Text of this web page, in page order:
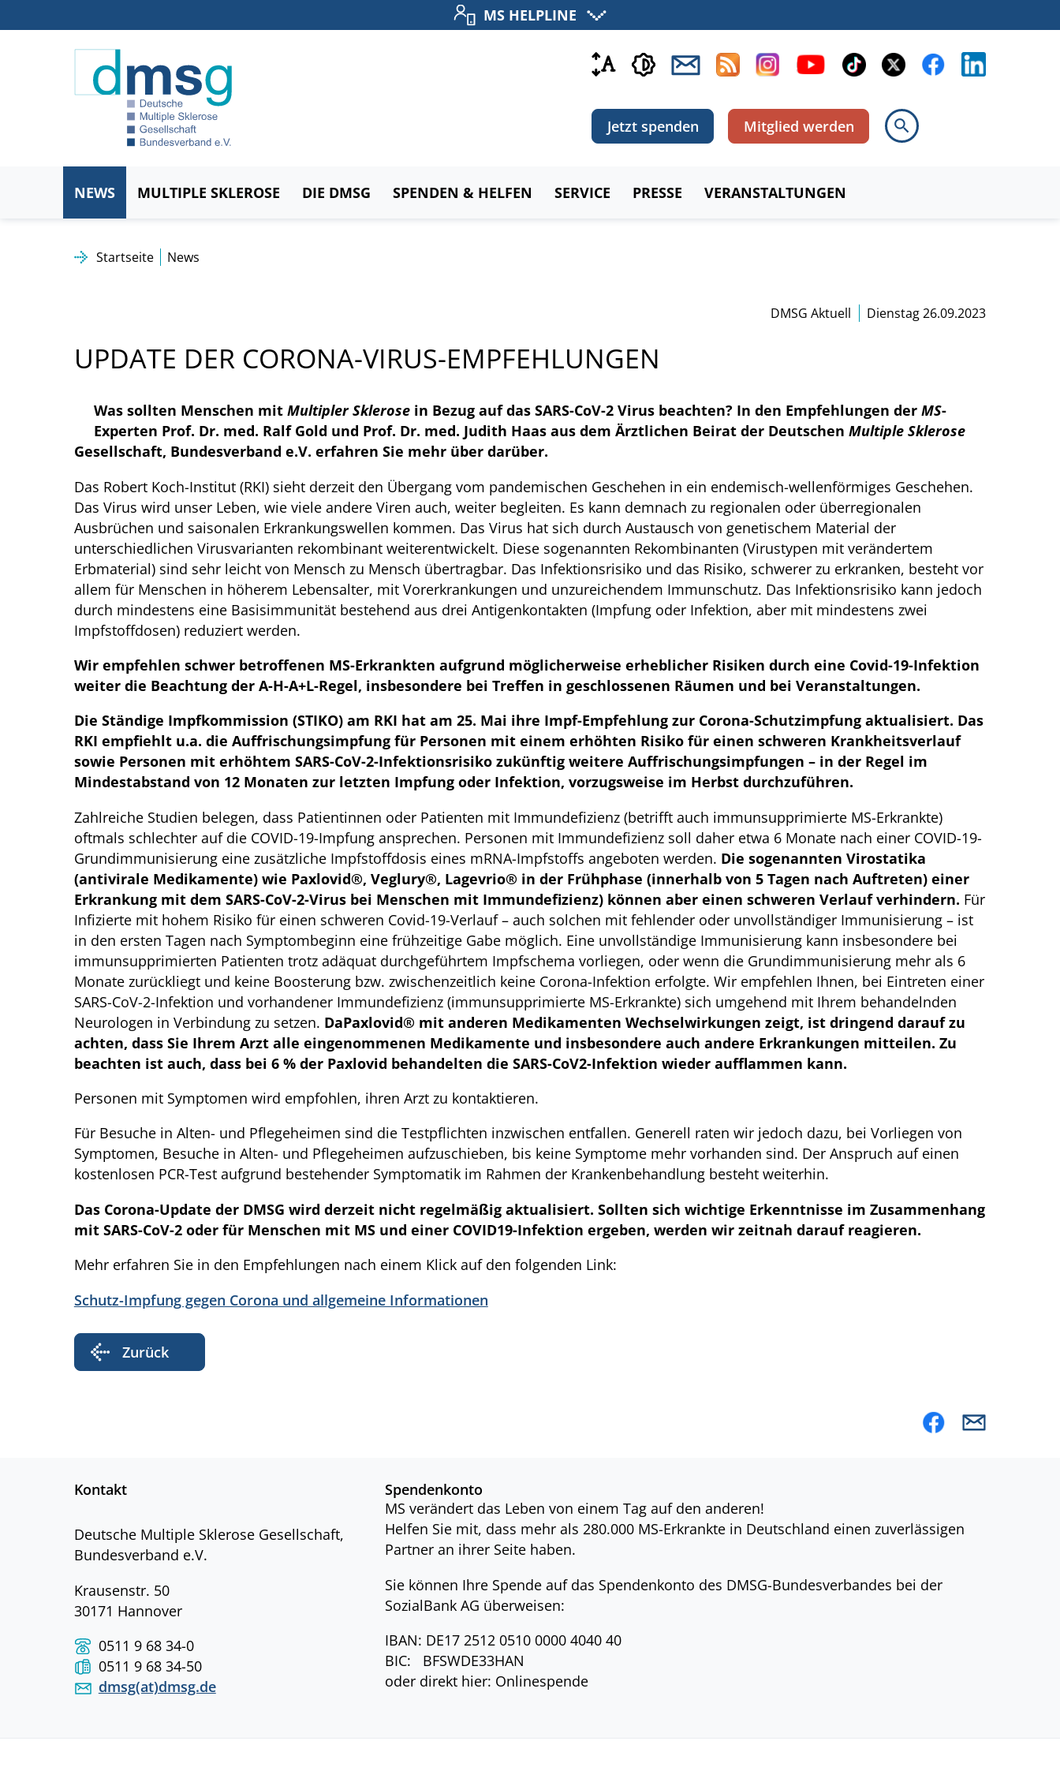
MS HELPLINE
Jetzt spenden Mitglied werden search
NEWS MULTIPLE SKLEROSE DIE DMSG SPENDEN & HELFEN SERVICE PRESSE VERANSTALTUNGEN
Startseite News
DMSG Aktuell Dienstag 26.09.2023
UPDATE DER CORONA-VIRUS-EMPFEHLUNGEN
Was sollten Menschen mit Multipler Sklerosein Bezug auf das SARS-CoV-2 Virus beachten? In den Empfehlungen der MS-
Experten Prof. Dr. med. Ralf Gold und Prof. Dr. med. Judith Haas aus dem Ärztlichen Beirat der Deutschen Multiple Sklerose
Gesellschaft, Bundesverband e.V. erfahren Sie mehr über darüber.
Das Robert Koch-Institut (RKI) sieht derzeit den Übergang vom pandemischen Geschehen in ein endemisch-wellenförmiges Geschehen.
Das Virus wird unser Leben, wie viele andere Viren auch, weiter begleiten. Es kann demnach zu regionalen oder überregionalen
Ausbrüchen und saisonalen Erkrankungswellen kommen. Das Virus hat sich durch Austausch von genetischem Material der
unterschiedlichen Virusvarianten rekombinant weiterentwickelt. Diese sogenannten Rekombinanten (Virustypen mit verändertem
Erbmaterial) sind sehr leicht von Mensch zu Mensch übertragbar. Das Infektionsrisiko und das Risiko, schwerer zu erkranken, besteht vor
allem für Menschen in höherem Lebensalter, mit Vorerkrankungen und unzureichendem Immunschutz. Das Infektionsrisiko kann jedoch
durch mindestens eine Basisimmunität bestehend aus drei Antigenkontakten (Impfung oder Infektion, aber mit mindestens zwei
Impfstoffdosen) reduziert werden.
Wir empfehlen schwer betroffenen MS-Erkrankten aufgrund möglicherweise erheblicher Risiken durch eine Covid-19-Infektion
weiter die Beachtung der A-H-A+L-Regel, insbesondere bei Treffen in geschlossenen Räumen und bei Veranstaltungen.
Die Ständige Impfkommission (STIKO) am RKI hat am 25. Mai ihre Impf-Empfehlung zur Corona-Schutzimpfung aktualisiert. Das
RKI empfiehlt u.a. die Auffrischungsimpfung für Personen mit einem erhöhten Risiko für einen schweren Krankheitsverlauf
sowie Personen mit erhöhtem SARS-CoV-2-Infektionsrisiko zukünftig weitere Auffrischungsimpfungen – in der Regel im
Mindestabstand von 12 Monaten zur letzten Impfung oder Infektion, vorzugsweise im Herbst durchzuführen.
Zahlreiche Studien belegen, dass Patientinnen oder Patienten mit Immundefizienz (betrifft auch immunsupprimierte MS-Erkrankte)
oftmals schlechter auf die COVID-19-Impfung ansprechen. Personen mit Immundefizienz soll daher etwa 6 Monate nach einer COVID-19-
Grundimmunisierung eine zusätzliche Impfstoffdosis eines mRNA-Impfstoffs angeboten werden. Die sogenannten Virostatika
(antivirale Medikamente) wie Paxlovid®, Veglury®, Lagevrio® in der Frühphase (innerhalb von 5 Tagen nach Auftreten) einer
Erkrankung mit dem SARS-CoV-2-Virus bei Menschen mit Immundefizienz) können aber einen schweren Verlauf verhindern. Für
Infizierte mit hohem Risiko für einen schweren Covid-19-Verlauf – auch solchen mit fehlender oder unvollständiger Immunisierung – ist
in den ersten Tagen nach Symptombeginn eine frühzeitige Gabe möglich. Eine unvollständige Immunisierung kann insbesondere bei
immunsupprimierten Patienten trotz adäquat durchgeführtem Impfschema vorliegen, oder wenn die Grundimmunisierung mehr als 6
Monate zurückliegt und keine Boosterung bzw. zwischenzeitlich keine Corona-Infektion erfolgte. Wir empfehlen Ihnen, bei Eintreten einer
SARS-CoV-2-Infektion und vorhandener Immundefizienz (immunsupprimierte MS-Erkrankte) sich umgehend mit Ihrem behandelnden
Neurologen in Verbindung zu setzen. DaPaxlovid® mit anderen Medikamenten Wechselwirkungen zeigt, ist dringend darauf zu
achten, dass Sie Ihrem Arzt alle eingenommenen Medikamente und insbesondere auch andere Erkrankungen mitteilen. Zu
beachten ist auch, dass bei 6 % der Paxlovid behandelten die SARS-CoV2-Infektion wieder aufflammen kann.
Personen mit Symptomen wird empfohlen, ihren Arzt zu kontaktieren.
Für Besuche in Alten- und Pflegeheimen sind die Testpflichten inzwischen entfallen. Generell raten wir jedoch dazu, bei Vorliegen von
Symptomen, Besuche in Alten- und Pflegeheimen aufzuschieben, bis keine Symptome mehr vorhanden sind. Der Anspruch auf einen
kostenlosen PCR-Test aufgrund bestehender Symptomatik im Rahmen der Krankenbehandlung besteht weiterhin.
Das Corona-Update der DMSG wird derzeit nicht regelmäßig aktualisiert. Sollten sich wichtige Erkenntnisse im Zusammenhang
mit SARS-CoV-2 oder für Menschen mit MS und einer COVID19-Infektion ergeben, werden wir zeitnah darauf reagieren.
Mehr erfahren Sie in den Empfehlungen nach einem Klick auf den folgenden Link:
Schutz-Impfung gegen Corona und allgemeine Informationen
Zurück
Kontakt
Deutsche Multiple Sklerose Gesellschaft,
Bundesverband e.V.
Krausenstr. 50
30171 Hannover
0511 9 68 34-0
0511 9 68 34-50
dmsg(at)dmsg.de
Spendenkonto
MS verändert das Leben von einem Tag auf den anderen!
Helfen Sie mit, dass mehr als 280.000 MS-Erkrankte in Deutschland einen zuverlässigen
Partner an ihrer Seite haben.
Sie können Ihre Spende auf das Spendenkonto des DMSG-Bundesverbandes bei der
SozialBank AG überweisen:
IBAN: DE17 2512 0510 0000 4040 40
BIC: BFSWDE33HAN
oder direkt hier: Onlinespende